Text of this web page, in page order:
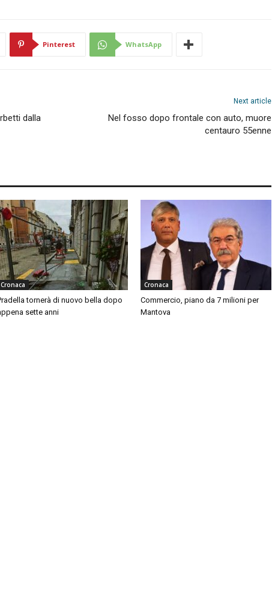
Pinterest WhatsApp
dalla
Next article
Nel fosso dopo frontale con auto, muore
centauro 55enne
Cronaca
tornerà di nuovo bella dopo
sette anni
Cronaca
Commercio, piano da 7 milioni per
Mantova